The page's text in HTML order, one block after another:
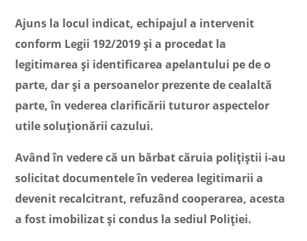
Ajuns la locul indicat, echipajul a intervenit
conform Legii 192/2019 și a procedat la
legitimarea și identificarea apelantului pe de o
parte, dar și a persoanelor prezente de cealaltă
parte, în vederea clarificării tuturor aspectelor
utile soluționării cazului.
Având în vedere că un bărbat căruia polițiștii i-au
solicitat documentele în vederea legitimarii a
devenit recalcitrant, refuzând cooperarea, acesta
a fost imobilizat și condus la sediul Poliției.